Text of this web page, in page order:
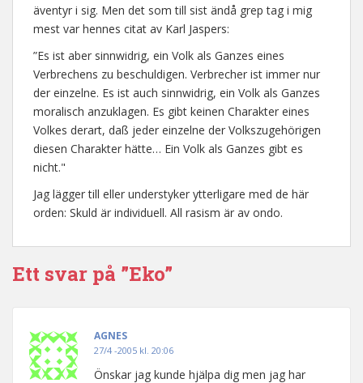
äventyr i sig. Men det som till sist ändå grep tag i mig
mest var hennes citat av Karl Jaspers:
”Es ist aber sinnwidrig, ein Volk als Ganzes eines
Verbrechens zu beschuldigen. Verbrecher ist immer nur
der einzelne. Es ist auch sinnwidrig, ein Volk als Ganzes
moralisch anzuklagen. Es gibt keinen Charakter eines
Volkes derart, daß jeder einzelne der Volkszugehörigen
diesen Charakter hätte… Ein Volk als Ganzes gibt es
nicht."
Jag lägger till eller understyker ytterligare med de här
orden: Skuld är individuell. All rasism är av ondo.
Ett svar på ”Eko”
AGNES
27/4 -2005 kl. 20:06
Önskar jag kunde hjälpa dig men jag har